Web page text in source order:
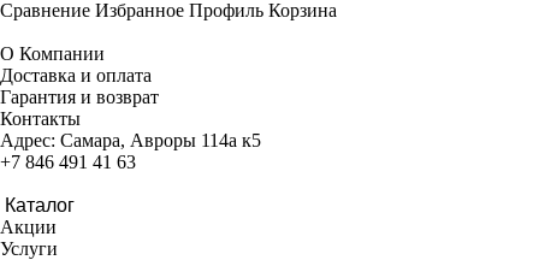
Сравнение Избранное Профиль Корзина
О Компании
Доставка и оплата
Гарантия и возврат
Контакты
Адрес: Самара, Авроры 114а к5
+7 846 491 41 63
Каталог
Акции
Услуги